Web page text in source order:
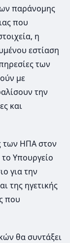
παράνομης
που
η
εστίαση
των
με
την
και
των ΗΠΑ στον
Υπουργείο
για την
της ηγετικής
που
θα συντάξει